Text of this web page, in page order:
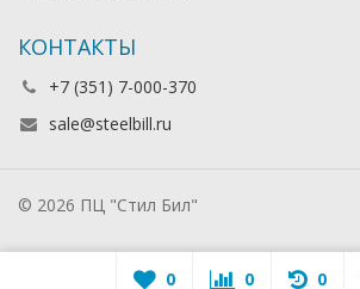
КОНТАКТЫ
+7 (351) 7-000-370
sale@steelbill.ru
© 2026 ПЦ "Стил Бил"
0 0 0